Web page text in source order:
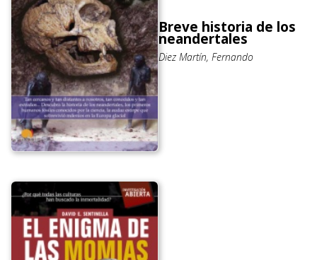
Breve historia de los
neandertales
Diez Martín, Fernando